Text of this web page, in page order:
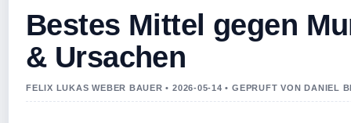
Bestes Mittel gegen
& Ursachen
FELIX LUKAS WEBER BAUER • 2026-05-14 • GEPRUFT VON DANIEL